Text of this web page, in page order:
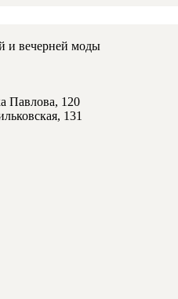
вечерней моды
Павлова, 120
131